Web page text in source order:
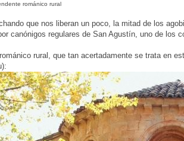
románico rural
que nos liberan un poco, la mitad de los
canónigos regulares de San Agustín, uno de los
rural, que tan acertadamente se trata en